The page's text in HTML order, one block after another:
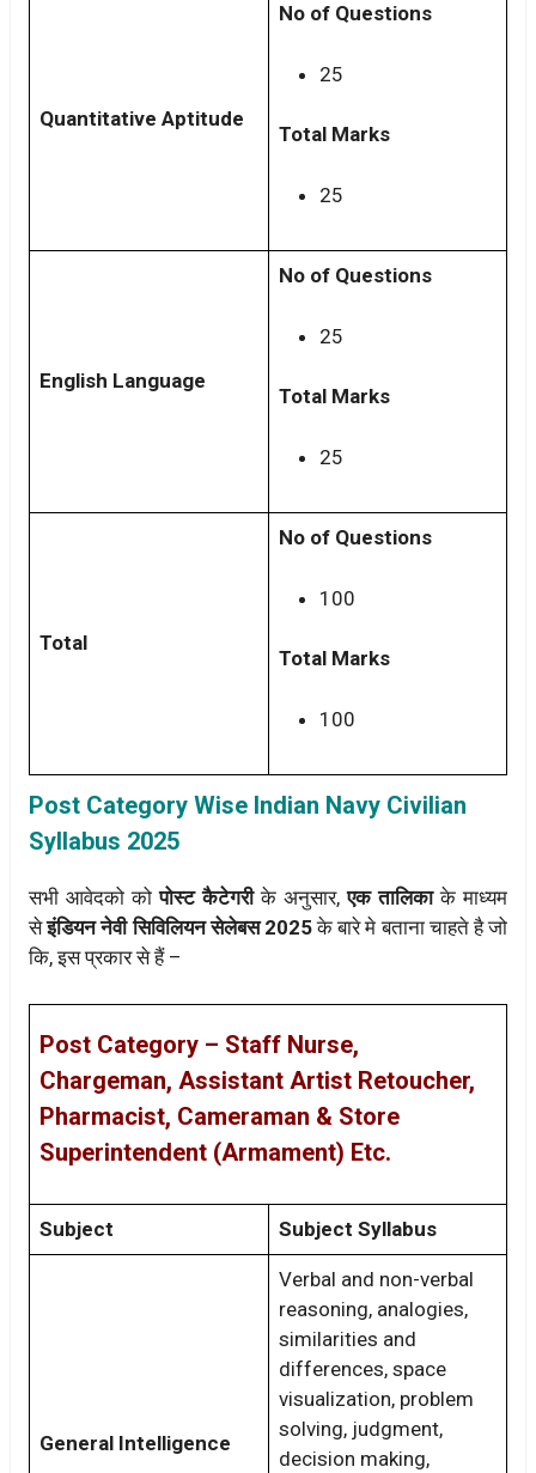
Quantitative Aptitude
No of Questions
25
Total Marks
25
English Language
No of Questions
25
Total Marks
25
Total
No of Questions
100
Total Marks
100
Post Category Wise Indian Navy Civilian
Syllabus 2025
सभी आवेदको कोपोस्ट कैटेगरीके अनुसार,एक तालिकाके माध्यम
सेइंडियन नेवी सिविलियन सेलेबस 2025के बारे मे बताना चाहते है जो
कि, इस प्रकार से हैं –
Post Category – Staff Nurse,
Chargeman, Assistant Artist Retoucher,
Pharmacist, Cameraman & Store
Superintendent (Armament) Etc.
Subject Subject Syllabus
General Intelligence
Verbal and non-verbal
reasoning, analogies,
similarities and
differences, space
visualization, problem
solving, judgment,
decision making,